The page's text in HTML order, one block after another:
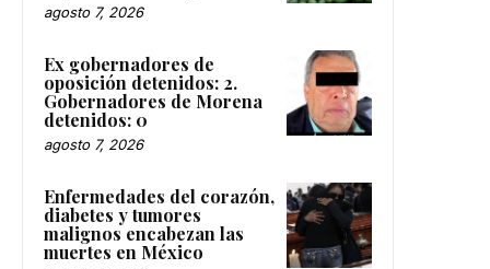
agosto 7, 2026
Ex gobernadores de
oposición detenidos: 2.
Gobernadores de Morena
detenidos: 0
agosto 7, 2026
Enfermedades del corazón,
diabetes y tumores
malignos encabezan las
muertes en México